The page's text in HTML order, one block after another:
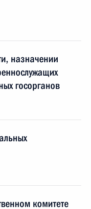
назначении
госорганов
комитете